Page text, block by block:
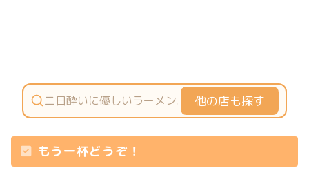
他の店も探す
もう一杯どうぞ！